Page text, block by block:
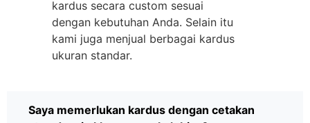
kardus secara custom sesuai
dengan kebutuhan Anda. Selain itu
kami juga menjual berbagai kardus
ukuran standar.
Saya memerlukan kardus dengan cetakan